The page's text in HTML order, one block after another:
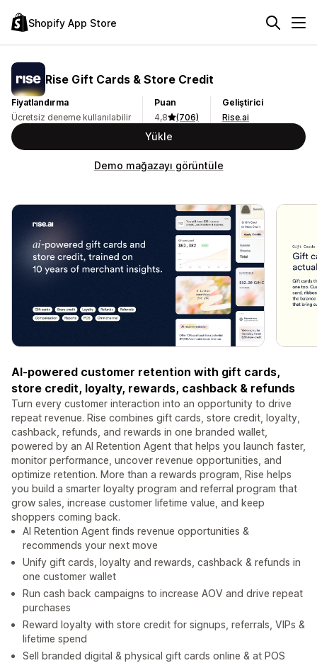
Shopify App Store
Rise Gift Cards & Store Credit
Fiyatlandırma
Ücretsiz deneme kullanılabilir
Puan
4,8
(706)
Geliştirici
Rise.ai
Yükle
Demo mağazayı görüntüle
AI-powered customer retention with gift cards,
store credit, loyalty, rewards, cashback & refunds
Turn every customer interaction into an opportunity to drive
repeat revenue. Rise combines gift cards, store credit, loyalty,
cashback, refunds, and rewards in one branded wallet,
powered by an AI Retention Agent that helps you launch faster,
monitor performance, uncover revenue opportunities, and
optimize retention. More than a rewards program, Rise helps
you build a smarter loyalty program and referral program that
grow sales, increase customer lifetime value, and keep
shoppers coming back.
AI Retention Agent finds revenue opportunities &
recommends your next move
Unify gift cards, loyalty and rewards, cashback & refunds in
one customer wallet
Run cash back campaigns to increase AOV and drive repeat
purchases
Reward loyalty with store credit for signups, referrals, VIPs &
lifetime spend
Sell branded digital & physical gift cards online & at POS